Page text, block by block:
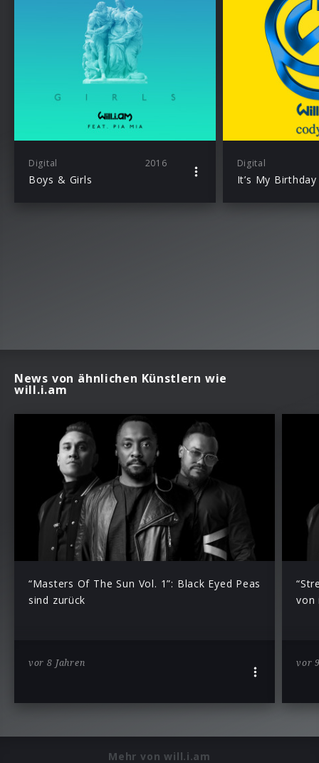
Digital 2016
Boys & Girls
Digital
It’s My Birthday
News von ähnlichen Künstlern wie
will.i.am
“Masters Of The Sun Vol. 1”: Black Eyed Peas
sind zurück
vor 8 Jahren
von
vor
Mehr von will.i.am